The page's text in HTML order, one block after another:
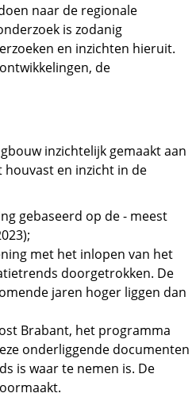
naar de regionale
is zodanig
en inzichten hieruit.
de
inzichtelijk gemaakt aan
en inzicht in de
gebaseerd op de - meest
met het inlopen van het
doorgetrokken. De
jaren hoger liggen dan
Brabant, het programma
onderliggende documenten
is waar te nemen is. De